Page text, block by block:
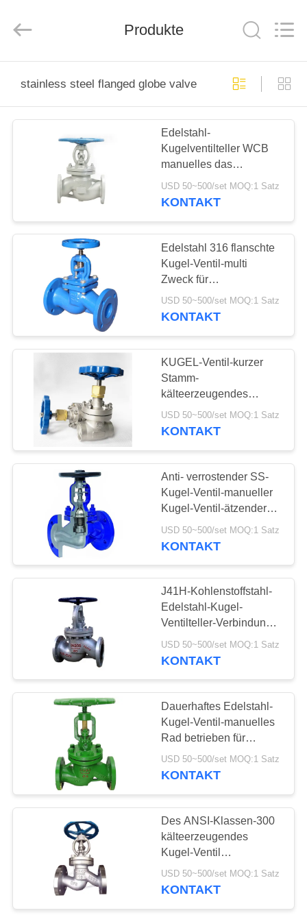
HAUSE
PRODUKTE
WERKSBESICHTIGUNG
QUALITÄTSKONTROLLE
KONTAKT
MIT
NEUIGKEITEN
BITTE UM
ANGEBOT
SITEMAP
DATENSCHUTZERKLÄRUNG
Ltd..
Produkte
stainless steel flanged globe valve
Edelstahl-
Kugelventilteller WCB
manuelles das
vertrauliche Kugel-Ventil
DN100
USD 50~500/set MOQ:1 Satz
KONTAKT
Edelstahl 316 flanschte
Kugel-Ventil-multi
Zweck für
druckreduzierendes
USD 50~500/set MOQ:1 Satz
KONTAKT
KUGEL-Ventil-kurzer
Stamm-
kälteerzeugendes
System DN40
CryogenicStainless
USD 50~500/set MOQ:1 Satz
KONTAKT
Anti- verrostender SS-
Kugel-Ventil-manueller
Kugel-Ventil-ätzender
Widerstand
USD 50~500/set MOQ:1 Satz
KONTAKT
J41H-Kohlenstoffstahl-
Edelstahl-Kugel-
Ventilteller-Verbindung
verlegtes Kugel-Ventil
USD 50~500/set MOQ:1 Satz
KONTAKT
Dauerhaftes Edelstahl-
Kugel-Ventil-manuelles
Rad betrieben für
Wasser-Dampf
USD 50~500/set MOQ:1 Satz
KONTAKT
Des ANSI-Klassen-300
kälteerzeugendes
Kugel-Ventil
Steuergebrüll-
Dichtungs-Kugel-Ventil-
USD 50~500/set MOQ:1 Satz
KONTAKT